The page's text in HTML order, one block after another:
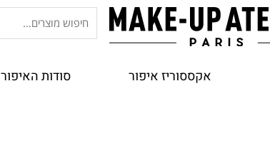
עבור:
אקססוריז איפור סודות האיפור